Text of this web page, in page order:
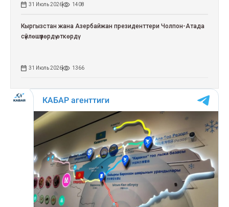
31 Июль 2026 1408
Кыргызстан жана Азербайжан президенттери Чолпон-Атада
сүйлөшүүлөрдү өткөрдү
31 Июль 2026 1366